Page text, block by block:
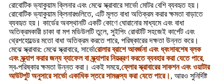
রোবোটিক ভ্যাকুয়াম ক্লিনার এবং মেঝে স্ক্রাবারে সার্ভো মোটর বেশি ব্যবহৃত হয়।
রোবোটিক ভ্যাকুয়াম ক্লিনারগুলিতে, এটি মূলত বাধা অতিক্রম করার ক্ষমতা বাড়াতে
ব্যবহৃত হয়। কার্ডের অবস্থানটি একটি কোণে ঘোরানোর মাধ্যমে এবং বাধা
অতিক্রমকারী চাকা বা মপ মডিউলটি তুলে, সুইপিং রোবটটি সহজেই কার্পেট এবং
থ্রেশহোল্ডের মতো বাধা অতিক্রম করতে পারে, পরিষ্কারের দক্ষতা উন্নত করে।
মেঝে স্ক্রাবার: মেঝে স্ক্রাবারে, সার্ভোরোলার ব্রাশে আবর্জনা এবং ধ্বংসাবশেষ ব্লক
এবং স্ক্র্যাপ করার জন্য ব্যাফেল বা স্ক্র্যাপার নিয়ন্ত্রণ করতে ব্যবহার করা যেতে পারে,
স্ব-পরিষ্কার ক্ষমতা উন্নত করা। একই সময়ে,ফ্লোর স্ক্রাবারের সাকশন এবং ওয়াটার
আউটপুট অনুসারে সার্ভো একাধিক স্তরে সামঞ্জস্য করা যেতে পারে। , আরও সুনির্দিষ্ট